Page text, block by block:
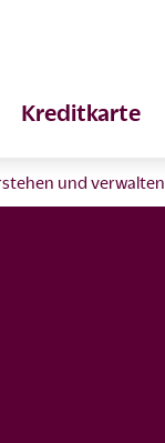
Kreditkarte
und verwalten